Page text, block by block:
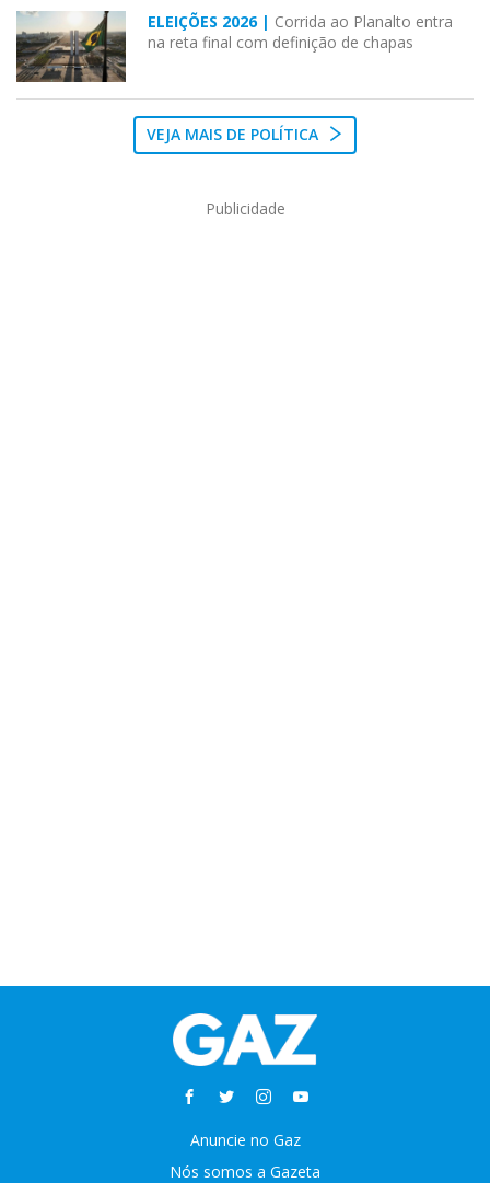
ELEIÇÕES 2026 | Corrida ao Planalto entra
na reta final com definição de chapas
VEJA MAIS DE POLÍTICA
Publicidade
Anuncie no Gaz
Nós somos a Gazeta